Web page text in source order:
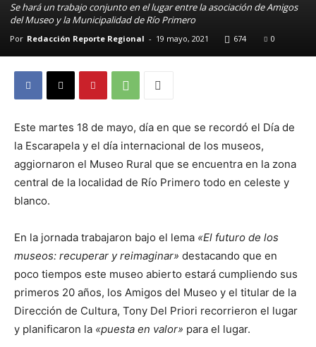
Se hará un trabajo conjunto en el lugar entre la asociación de Amigos
del Museo y la Municipalidad de Río Primero
Por Redacción Reporte Regional - 19 mayo, 2021 674 0
Este martes 18 de mayo, día en que se recordó el Día de
la Escarapela y el día internacional de los museos,
aggiornaron el Museo Rural que se encuentra en la zona
central de la localidad de Río Primero todo en celeste y
blanco.
En la jornada trabajaron bajo el lema «El futuro de los
museos: recuperar y reimaginar» destacando que en
poco tiempos este museo abierto estará cumpliendo sus
primeros 20 años, los Amigos del Museo y el titular de la
Dirección de Cultura, Tony Del Priori recorrieron el lugar
y planificaron la «puesta en valor» para el lugar.